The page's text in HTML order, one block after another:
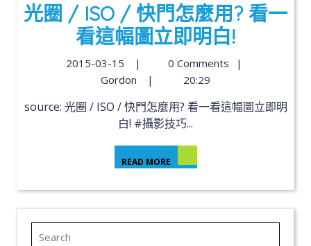
光圈 / ISO / 快門怎麼用? 看一
看這幅圖立即明白!
2015-03-15 | 0 Comments
|
Gordon
| 20:29
source: 光圈 / ISO / 快門怎麼用? 看一看這幅圖立即明
白! #攝影技巧...
READ MORE